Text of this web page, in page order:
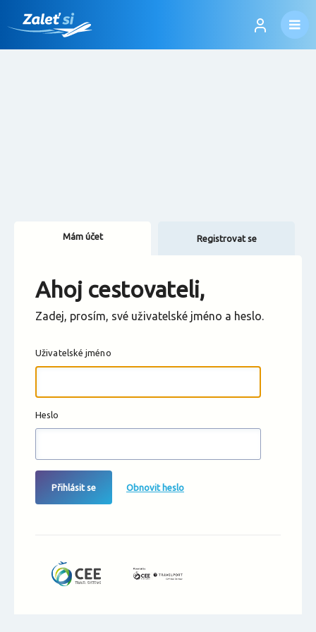
Změnit měnu
Mám účet Registrovat se
Ahoj cestovateli,
Zadej, prosím, své uživatelské jméno a heslo.
Uživatelské jméno
Heslo
Přihlásit se Obnovit heslo